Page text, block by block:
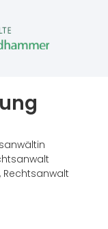
Rechtsanwalt